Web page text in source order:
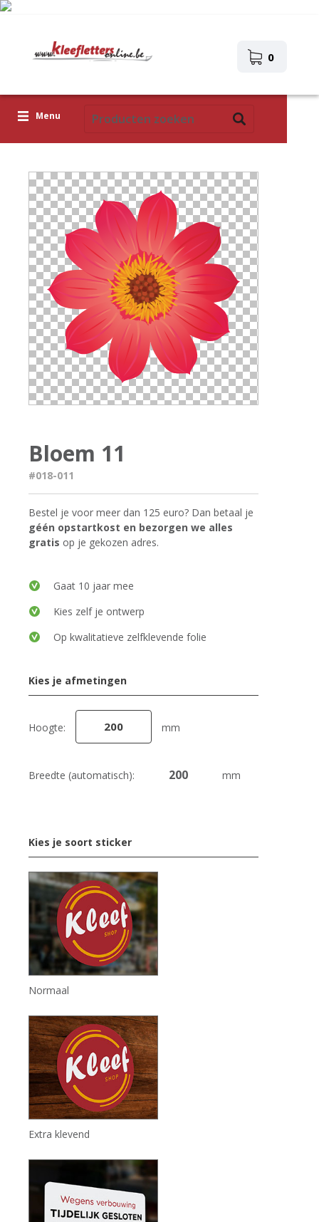
0
Menu
Icoontjes
Plakplaatjes
Upload je eigen ontwerp
Corona Covid-19
Bloem 11
#018-011
Bestel je voor meer dan 125 euro? Dan betaal je
géén opstartkost en bezorgen we alles
gratis op je gekozen adres.
Gaat 10 jaar mee
Kies zelf je ontwerp
Op kwalitatieve zelfklevende folie
Kies je afmetingen
Hoogte: mm
Breedte (automatisch): mm
Kies je soort sticker
Normaal
Extra klevend